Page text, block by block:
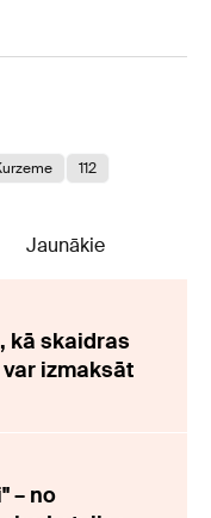
112
Jaunākie
kā skaidras
izmaksāt
– no